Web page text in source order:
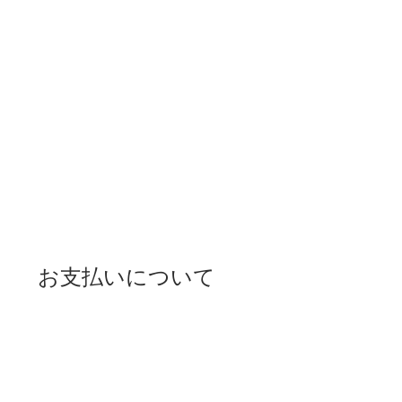
お支払いについて